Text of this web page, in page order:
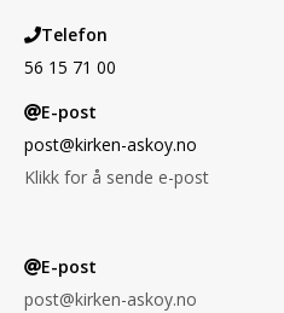
Telefon
56 15 71 00
E-post
post@kirken-askoy.no
Klikk for å sende e-post
E-post
post@kirken-askoy.no